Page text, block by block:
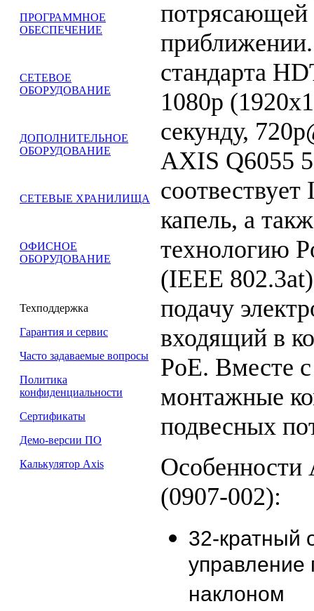
ПРОГРАММНОЕ
ОБЕСПЕЧЕНИЕ
СЕТЕВОЕ
ОБОРУДОВАНИЕ
ДОПОЛНИТЕЛЬНОЕ
ОБОРУДОВАНИЕ
СЕТЕВЫЕ ХРАНИЛИЩА
ОФИСНОЕ
ОБОРУДОВАНИЕ
Техподдержка
Гарантия и сервис
Часто задаваемые вопросы
Политика
конфиденциальности
Сертификаты
Демо-версии ПО
Калькулятор Axis
потрясающей
стандарта
1080p
секунду,
AXIS Q6055
капель, а
технологию
(IEEE
подачу
входящий в
PoE. Вместе
монтажные
подвесных
(0907-002):
32-кратный
наклоном